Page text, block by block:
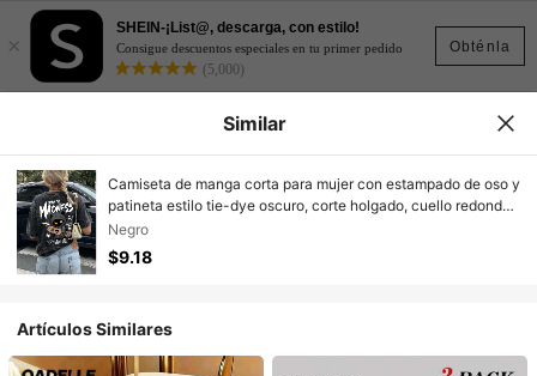
Obténla
×
SHEIN-¡List@, descarga, con estilo!
Consigue descuentos especiales en tu primer pedido
(5,000)
Similar
Camiseta de manga corta para mujer con estampado de oso y
patineta estilo tie-dye oscuro, corte holgado, cuello redondo,
top casual estilo Y2K, verano negro
Negro
$9.18
Artículos Similares